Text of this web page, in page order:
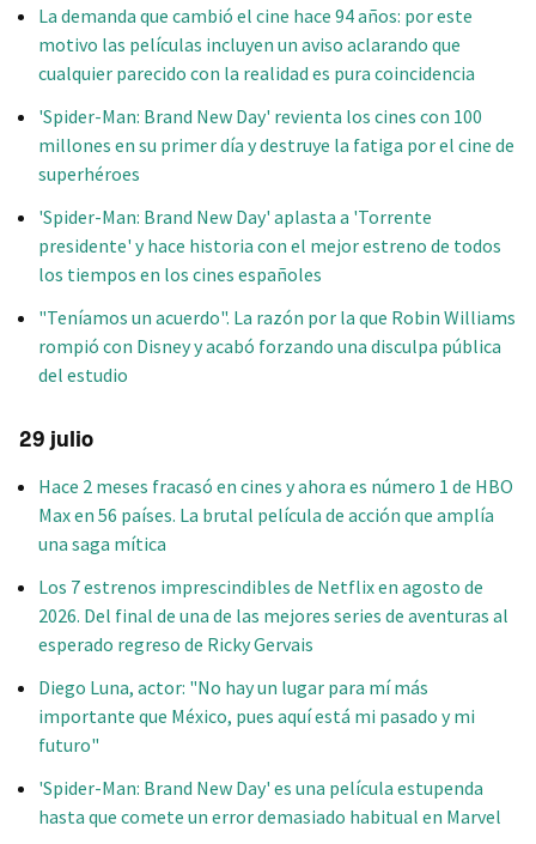
La demanda que cambió el cine hace 94 años: por este
motivo las películas incluyen un aviso aclarando que
cualquier parecido con la realidad es pura coincidencia
'Spider-Man: Brand New Day' revienta los cines con 100
millones en su primer día y destruye la fatiga por el cine de
superhéroes
'Spider-Man: Brand New Day' aplasta a 'Torrente
presidente' y hace historia con el mejor estreno de todos
los tiempos en los cines españoles
"Teníamos un acuerdo". La razón por la que Robin Williams
rompió con Disney y acabó forzando una disculpa pública
del estudio
29 julio
Hace 2 meses fracasó en cines y ahora es número 1 de HBO
Max en 56 países. La brutal película de acción que amplía
una saga mítica
Los 7 estrenos imprescindibles de Netflix en agosto de
2026. Del final de una de las mejores series de aventuras al
esperado regreso de Ricky Gervais
Diego Luna, actor: "No hay un lugar para mí más
importante que México, pues aquí está mi pasado y mi
futuro"
'Spider-Man: Brand New Day' es una película estupenda
hasta que comete un error demasiado habitual en Marvel